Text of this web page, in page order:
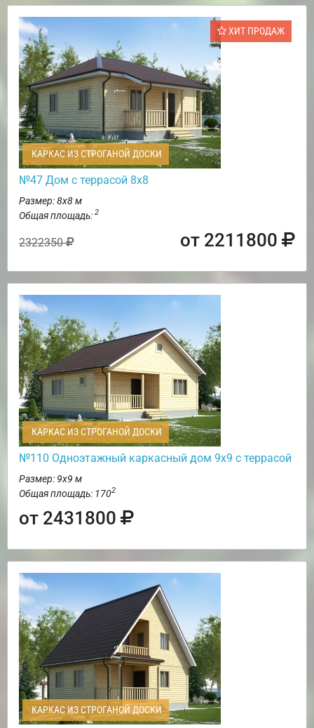
ХИТ ПРОДАЖ
КАРКАС ИЗ СТРОГАНОЙ ДОСКИ
№47 Дом с террасой 8х8
Размер: 8х8 м
Общая площадь: 2
2322350 от 2211800
КАРКАС ИЗ СТРОГАНОЙ ДОСКИ
№110 Одноэтажный каркасный дом 9х9 с террасой
Размер: 9х9 м
Общая площадь: 1702
от 2431800
КАРКАС ИЗ СТРОГАНОЙ ДОСКИ